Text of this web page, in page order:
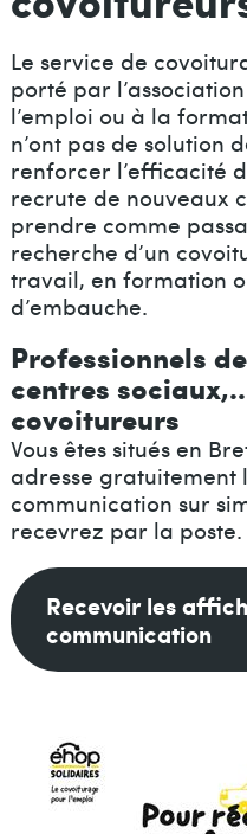
Le service de
porté par
l’emploi ou à la
n’ont pas de solution
renforcer l’efficacité
recrute de nouveaux
prendre comme
recherche d’un
travail, en formation
d’embauche.
Professionnels
centres
covoitureurs
Vous êtes situés en
adresse gratuitement
communication sur
recevrez par la poste.
Recevoir les
communication
Image